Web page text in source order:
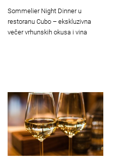
Sommelier Night Dinner u
restoranu Cubo – ekskluzivna
večer vrhunskih okusa i vina